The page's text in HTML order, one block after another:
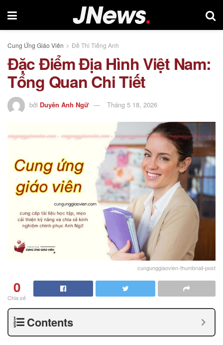
Cung Ứng Giáo Viên Đề Thi Tiếng Anh
Đặc Điểm Địa Hình Việt Nam:
Tổng Quan Chi Tiết
bởi Duyên Anh Ngữ Tháng 5 18, 2026
cungunggiaovien-thumbnail-post
0
Chia sẻ
Contents